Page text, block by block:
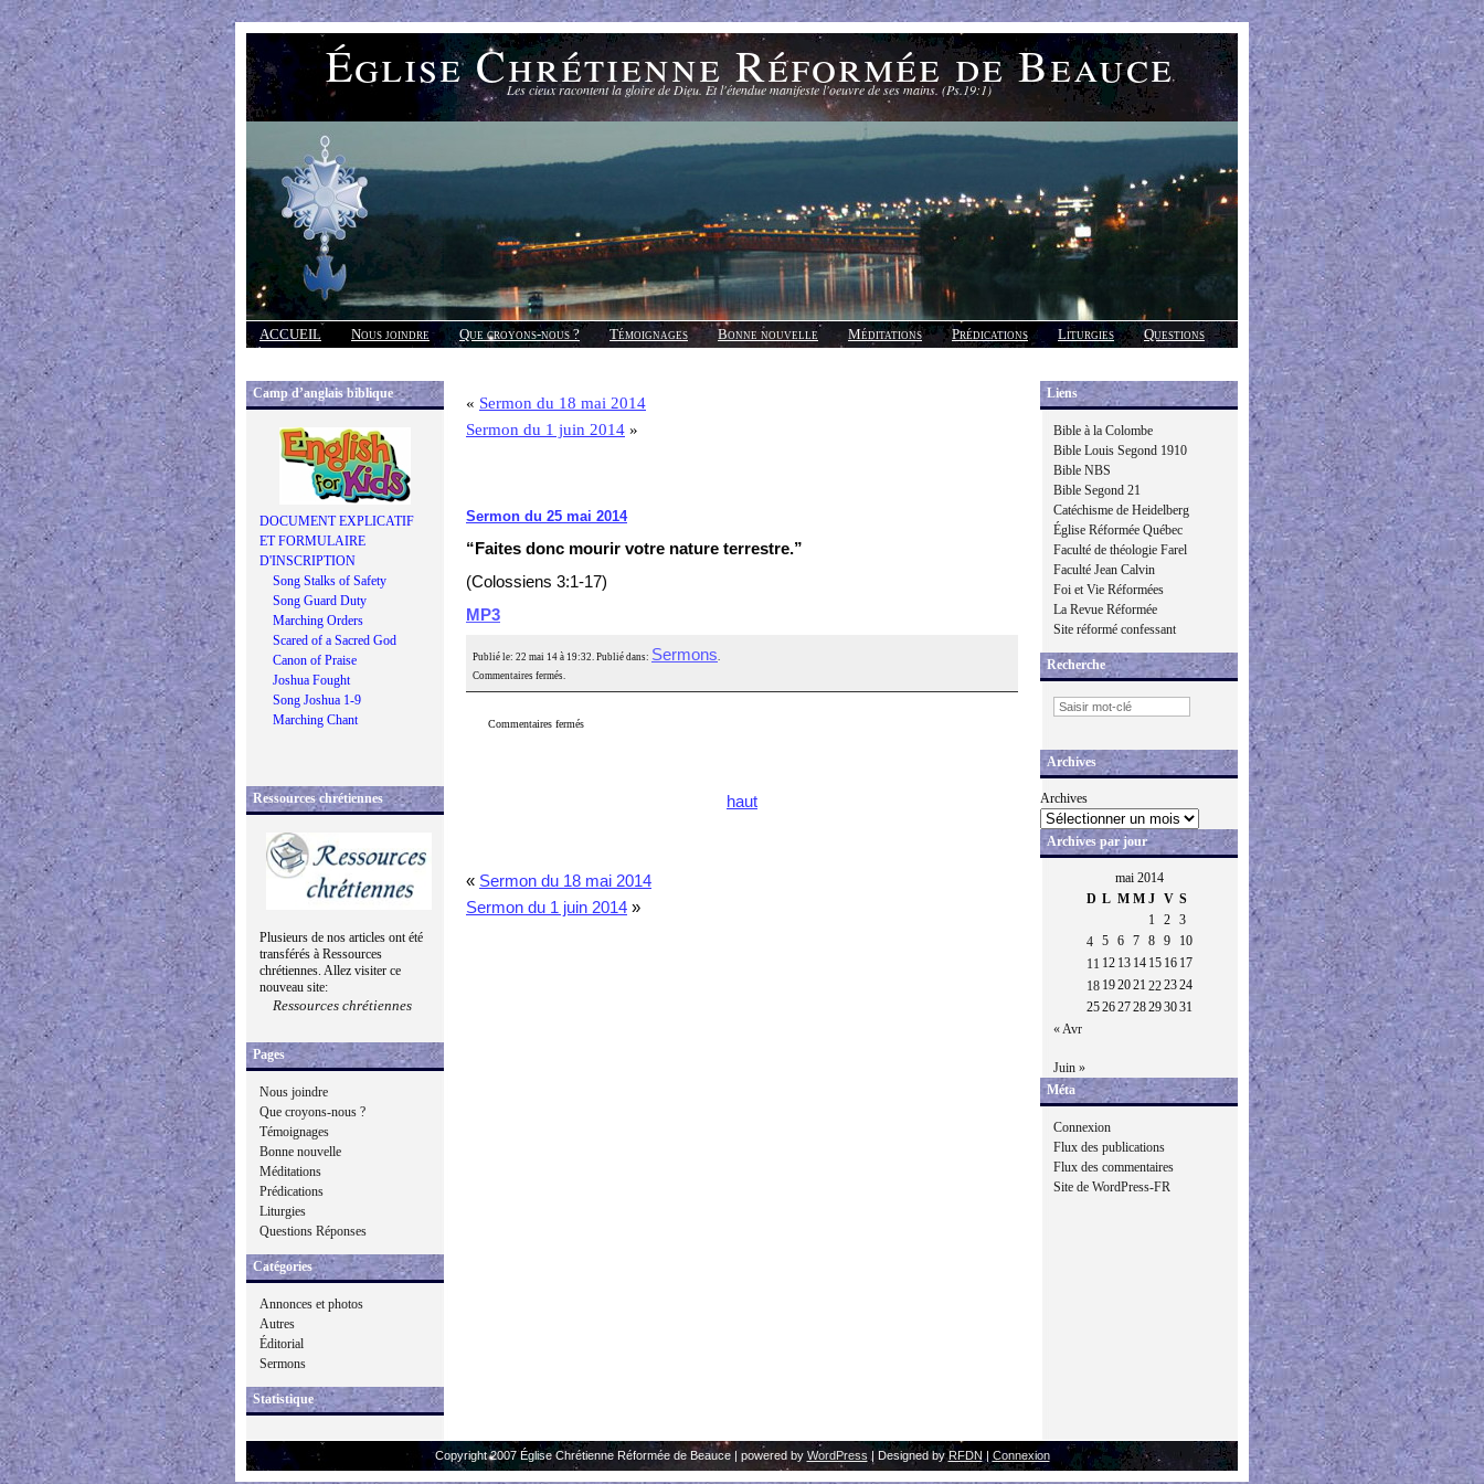
Église Chrétienne Réformée de Beauce
Les cieux racontent la gloire de Dieu. Et l'étendue manifeste l'oeuvre de ses mains. (Ps.19:1)
ACCUEIL Nous joindre Que croyons-nous ? Témoignages Bonne nouvelle Méditations Prédications Liturgies
Questions
Réponses
Camp d’anglais biblique
DOCUMENT EXPLICATIF
ET FORMULAIRE
D'INSCRIPTION
Song Stalks of Safety
Song Guard Duty
Marching Orders
Scared of a Sacred God
Canon of Praise
Joshua Fought
Song Joshua 1-9
Marching Chant
Ressources chrétiennes
Plusieurs de nos articles ont été
transférés à Ressources
chrétiennes. Allez visiter ce
nouveau site:
Ressources chrétiennes
Pages
Nous joindre
Que croyons-nous ?
Témoignages
Bonne nouvelle
Méditations
Prédications
Liturgies
Questions Réponses
Catégories
Annonces et photos
Autres
Éditorial
Sermons
Statistique
« Sermon du 18 mai 2014
Sermon du 1 juin 2014 »
Sermon du 25 mai 2014
“Faites donc mourir votre nature terrestre.”
(Colossiens 3:1-17)
MP3
Publié le: 22 mai 14 à 19:32. Publié dans: Sermons.
Commentaires fermés.
Commentaires fermés
haut
« Sermon du 18 mai 2014
Sermon du 1 juin 2014 »
Liens
Bible à la Colombe
Bible Louis Segond 1910
Bible NBS
Bible Segond 21
Catéchisme de Heidelberg
Église Réformée Québec
Faculté de théologie Farel
Faculté Jean Calvin
Foi et Vie Réformées
La Revue Réformée
Site réformé confessant
Recherche
Archives
Archives
Archives par jour
mai 2014
D L M M J V S
1
2
3
4
5 6 7 8 9
10
11 12 13 14 15 16 17
18 192021 222324
25262728293031
« Avr
Juin »
Méta
Connexion
Flux des publications
Flux des commentaires
Site de WordPress-FR
Copyright 2007 Église Chrétienne Réformée de Beauce | powered by WordPress | Designed byRFDN | Connexion